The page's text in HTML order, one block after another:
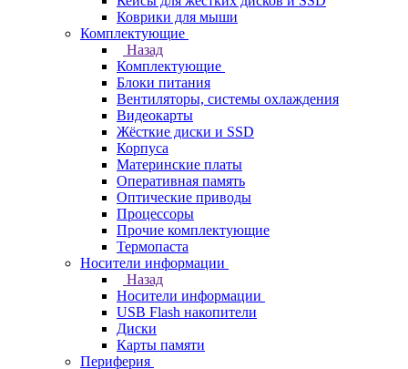
Коврики для мыши
Комплектующие
Назад
Комплектующие
Блоки питания
Вентиляторы, системы охлаждения
Видеокарты
Жёсткие диски и SSD
Корпуса
Материнские платы
Оперативная память
Оптические приводы
Процессоры
Прочие комплектующие
Термопаста
Носители информации
Назад
Носители информации
USB Flash накопители
Диски
Карты памяти
Периферия